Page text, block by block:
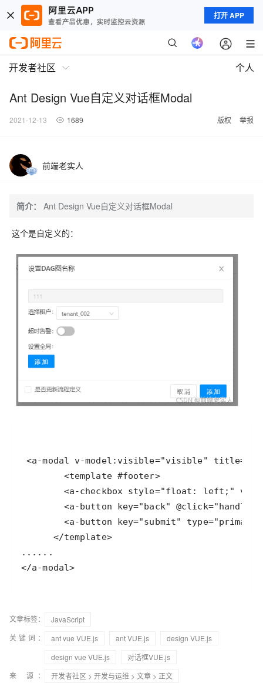
打开 APP
开发者社区 个人
Ant Design Vue自定义对话框Modal
2021-12-13 1689 版权 举报
前端老实人
简介： Ant Design Vue自定义对话框Modal
这个是自定义的：
        <template #footer>
      </template>
</a-modal>
文章标签：
JavaScript
关键词：
ant vue VUE.js ant VUE.js
design VUE.js
design vue VUE.js
对话框VUE.js
来 源：
开发者社区 > 开发与运维 > 文章 > 正文